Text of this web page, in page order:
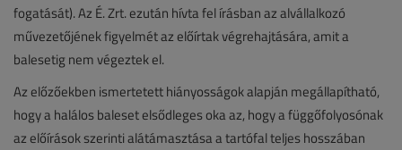
fogatását). Az É. Zrt. ezután hívta fel írásban az alvállalkozó
művezetőjének figyelmét az előírtak végrehajtására, amit a
balesetig nem végeztek el.
Az előzőekben ismertetett hiányosságok alapján megállapítható,
hogy a halálos baleset elsődleges oka az, hogy a függőfolyosónak
az előírások szerinti alátámasztása a tartófal teljes hosszában